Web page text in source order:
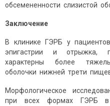
обсемененности слизистой
Заключение
В клинике ГЭРБ у
эпигастрии и отрыжка,
характерны более
оболочки нижней трети
Морфологическое
при всех формах ГЭРБ в